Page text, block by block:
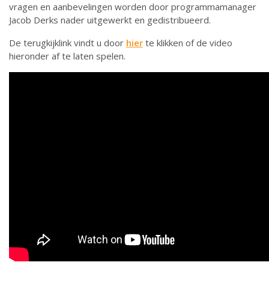
vragen en aanbevelingen worden door programmamanager
Jacob Derks nader uitgewerkt en gedistribueerd.
De terugkijklink vindt u door hier te klikken of de video
hieronder af te laten spelen.